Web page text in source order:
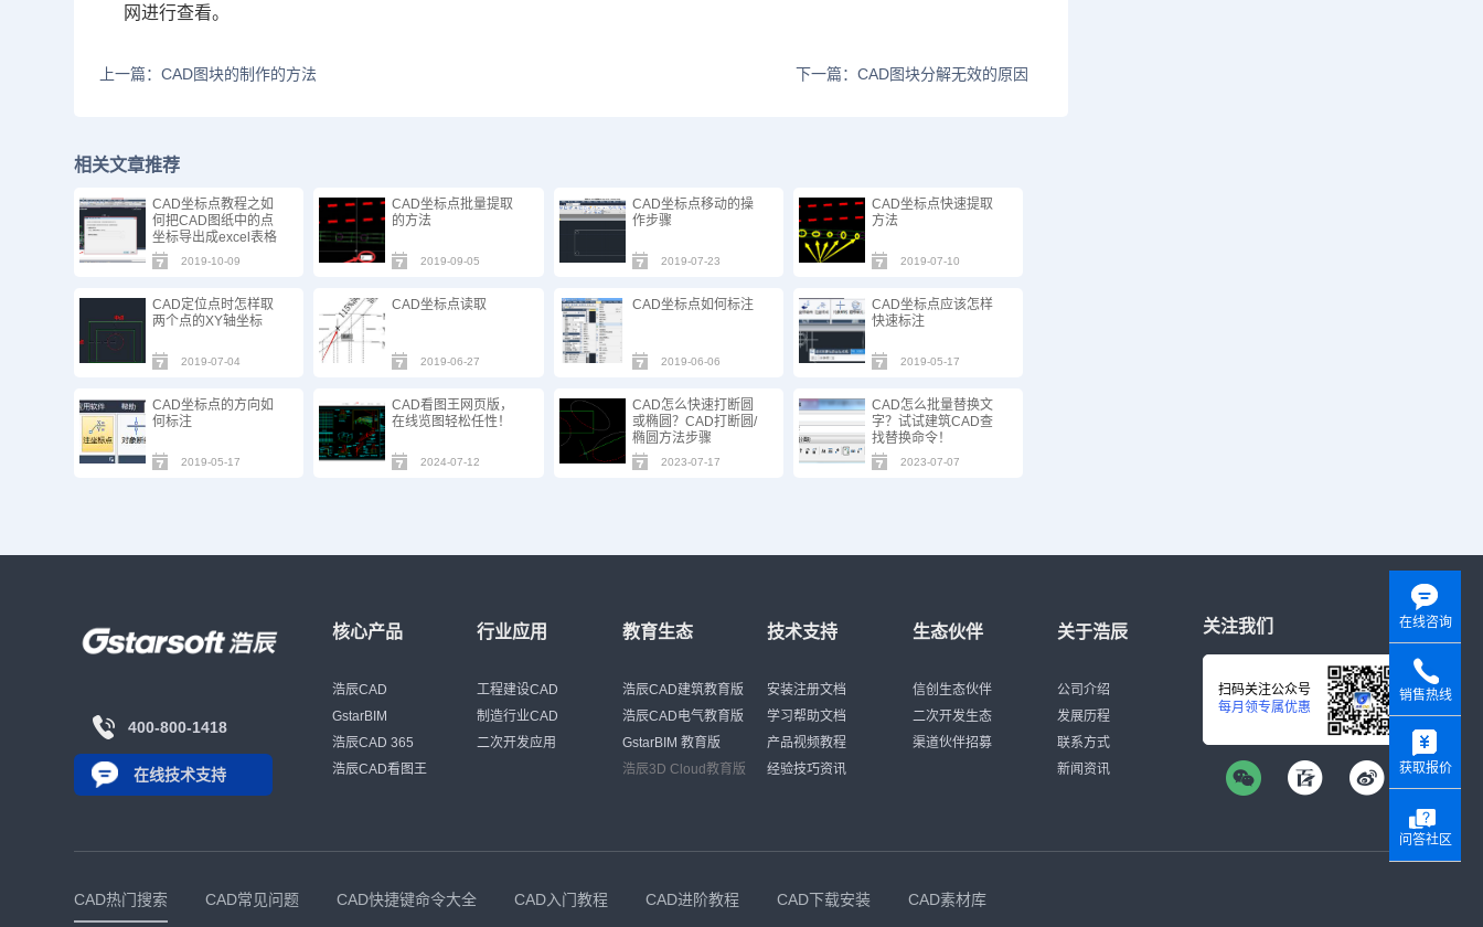
网进行查看。
上一篇：CAD图块的制作的方法 下一篇：CAD图块分解无效的原因
相关文章推荐
CAD坐标点教程之如
何把CAD图纸中的点
坐标导出成excel表格
2019-10-09
CAD坐标点批量提取
的方法
2019-09-05
CAD坐标点移动的操
作步骤
2019-07-23
CAD坐标点快速提取
方法
2019-07-10
CAD定位点时怎样取
两个点的XY轴坐标
2019-07-04
CAD坐标点读取
2019-06-27
CAD坐标点如何标注
2019-06-06
CAD坐标点应该怎样
快速标注
2019-05-17
CAD坐标点的方向如
何标注
2019-05-17
CAD看图王网页版，
在线览图轻松任性！
2024-07-12
CAD怎么快速打断圆
或椭圆？CAD打断圆/
椭圆方法步骤
2023-07-17
CAD怎么批量替换文
字？试试建筑CAD查
找替换命令！
2023-07-07
400-800-1418
在线技术支持
核心产品
浩辰CAD
GstarBIM
浩辰CAD 365
浩辰CAD看图王
行业应用
工程建设CAD
制造行业CAD
二次开发应用
教育生态
浩辰CAD建筑教育版
浩辰CAD电气教育版
GstarBIM 教育版
浩辰3D Cloud教育版
技术支持
安装注册文档
学习帮助文档
产品视频教程
经验技巧资讯
生态伙伴
信创生态伙伴
二次开发生态
渠道伙伴招募
关于浩辰
公司介绍
发展历程
联系方式
新闻资讯
关注我们
扫码关注公众号
每月领专属优惠
CAD热门搜索 CAD常见问题 CAD快捷键命令大全 CAD入门教程 CAD进阶教程 CAD下载安装 CAD素材库
在线咨询
销售热线
获取报价
问答社区